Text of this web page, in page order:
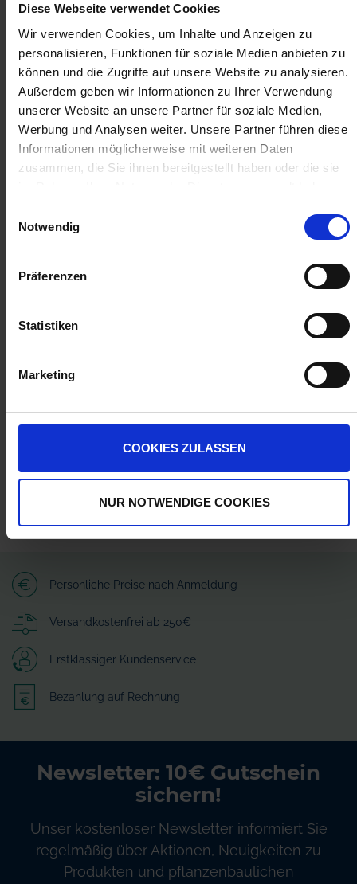
Diese Webseite verwendet Cookies
Wir verwenden Cookies, um Inhalte und Anzeigen zu
personalisieren, Funktionen für soziale Medien anbieten zu
können und die Zugriffe auf unsere Website zu analysieren.
Außerdem geben wir Informationen zu Ihrer Verwendung
unserer Website an unsere Partner für soziale Medien,
Werbung und Analysen weiter. Unsere Partner führen diese
Informationen möglicherweise mit weiteren Daten
zusammen, die Sie ihnen bereitgestellt haben oder die sie
im Rahmen Ihrer Nutzung der Dienste gesammelt haben.
Notwendig
Präferenzen
Statistiken
Marketing
COOKIES ZULASSEN
NUR NOTWENDIGE COOKIES
8,39 € / St
8,39 €pro 1 Stück
9,98 €
inkl. 19% MwSt. zzgl. Versandkosten
Auf Lager
Lieferung voraussichtlich ab Dienstag, 11. August 2026
QTY_CONTROL_DECREASE
ZUR VERGLEICHSLISTE HINZUFÜGEN
Zum Kreuzkamp 7
info@granit-parts.com
Persönliche Preise nach Anmeldung
Versandkostenfrei ab 250€
Erstklassiger Kundenservice
Bezahlung auf Rechnung
Newsletter: 10€ Gutschein
sichern!
Unser kostenloser Newsletter informiert Sie
regelmäßig über Aktionen, Neuigkeiten zu
Produkten und pflanzenbaulichen